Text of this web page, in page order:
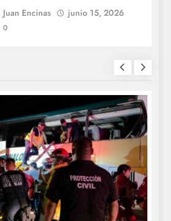
Juan Encinas junio 15, 2026
0